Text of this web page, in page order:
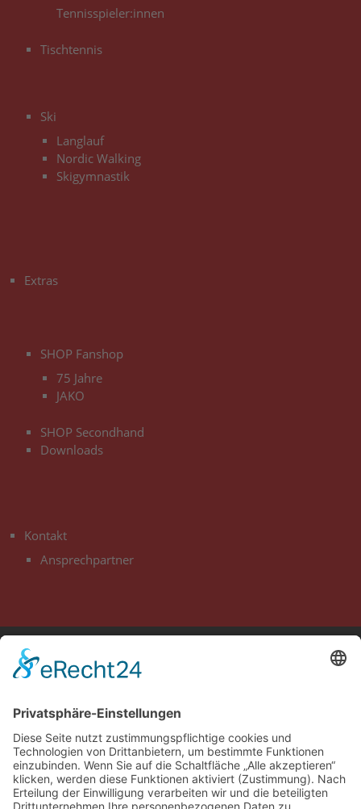
Tennisspieler:innen
Tischtennis
Ski
Langlauf
Nordic Walking
Skigymnastik
Extras
SHOP Fanshop
75 Jahre
JAKO
SHOP Secondhand
Downloads
Kontakt
Ansprechpartner
Netz GmbH
Vertrag widerrufen
Impressum
Datenschutz